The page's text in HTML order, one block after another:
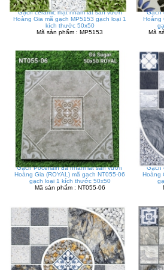
Gạch ceramic mặt nhám lát sân vườn
Hoàng Gia mã gạch MP5153 gạch loại 1
kích thước 50x50
Mã sản phẩm : MP5153
Gạch
Hoàng
Mã
Gạch Pocerlain đá nhám lát sân vườn
Hoàng Gia (ROYAL) mã gạch NT055-06
gạch loại 1 kích thước 50x50
Mã sản phẩm : NT055-06
Gạch
Hoàng